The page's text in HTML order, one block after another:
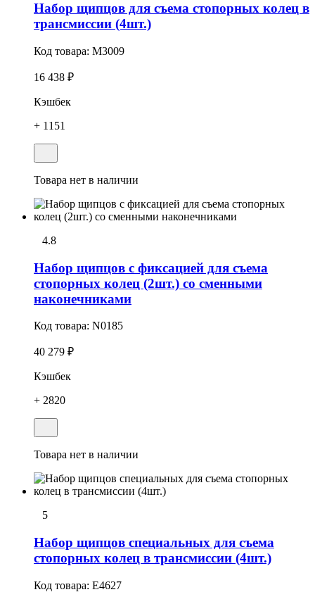
Набоp щипцов для съема стопоpных колец в
трансмиссии (4шт.)
Код товара: M3009
16 438 ₽
Кэшбек
+ 1151
Товара нет в наличии
4.8
Набоp щипцов с фиксацией для съема
стопоpных колец (2шт.) со сменными
наконечниками
Код товара: N0185
40 279 ₽
Кэшбек
+ 2820
Товара нет в наличии
5
Набоp щипцов специальных для съема
стопоpных колец в трансмиссии (4шт.)
Код товара: E4627